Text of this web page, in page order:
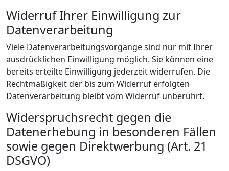
Widerruf Ihrer Einwilligung zur
Datenverarbeitung
Viele Datenverarbeitungsvorgänge sind nur mit Ihrer
ausdrücklichen Einwilligung möglich. Sie können eine
bereits erteilte Einwilligung jederzeit widerrufen. Die
Rechtmäßigkeit der bis zum Widerruf erfolgten
Datenverarbeitung bleibt vom Widerruf unberührt.
Widerspruchsrecht gegen die
Datenerhebung in besonderen Fällen
sowie gegen Direktwerbung (Art. 21
DSGVO)